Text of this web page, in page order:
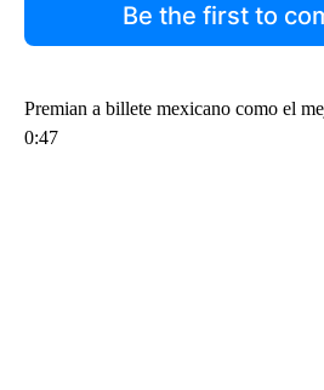
Be the first to
Premian a billete mexicano como el
0:47